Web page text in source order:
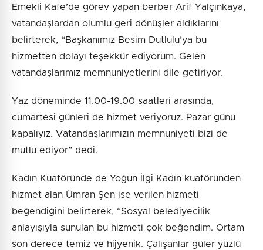
Emekli Kafe’de görev yapan berber Arif Yalçınkaya,
vatandaşlardan olumlu geri dönüşler aldıklarını
belirterek, “Başkanımız Besim Dutlulu’ya bu
hizmetten dolayı teşekkür ediyorum. Gelen
vatandaşlarımız memnuniyetlerini dile getiriyor.
Yaz döneminde 11.00-19.00 saatleri arasında,
cumartesi günleri de hizmet veriyoruz. Pazar günü
kapalıyız. Vatandaşlarımızın memnuniyeti bizi de
mutlu ediyor” dedi.
Kadın Kuaföründe de Yoğun İlgi Kadın kuaföründen
hizmet alan Ümran Şen ise verilen hizmeti
beğendiğini belirterek, “Sosyal belediyecilik
anlayışıyla sunulan bu hizmeti çok beğendim. Ortam
son derece temiz ve hijyenik. Çalışanlar güler yüzlü